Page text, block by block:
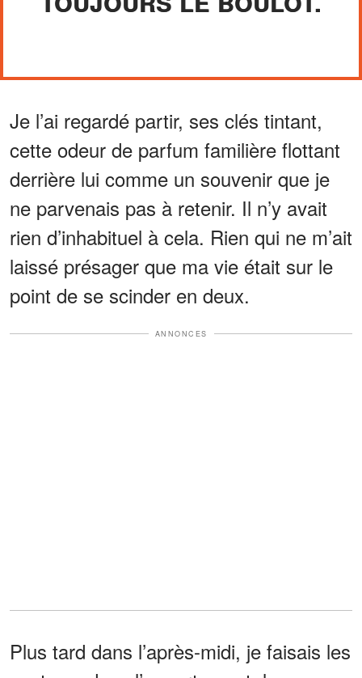
Je l’ai regardé partir, ses clés tintant,
cette odeur de parfum familière flottant
derrière lui comme un souvenir que je
ne parvenais pas à retenir. Il n’y avait
rien d’inhabituel à cela. Rien qui ne m’ait
laissé présager que ma vie était sur le
point de se scinder en deux.
ANNONCES
Plus tard dans l’après-midi, je faisais les